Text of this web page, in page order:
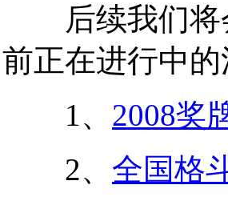
后续我们将
前正在进行中的
1、 2008奖
2、 全国格